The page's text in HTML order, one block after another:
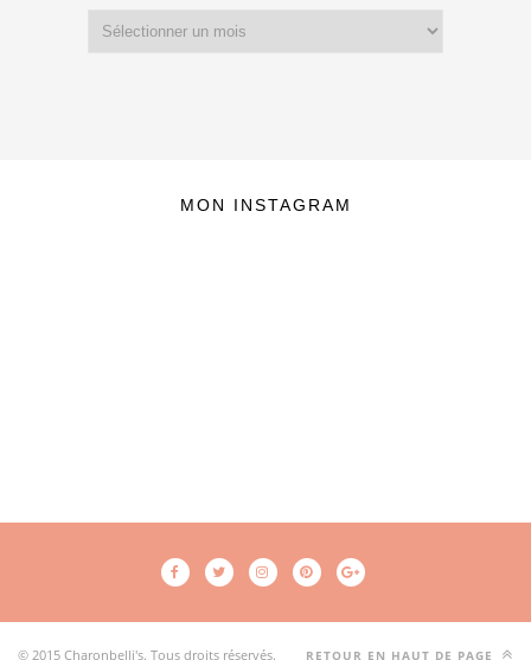
MON INSTAGRAM
© 2015 Charonbelli's. Tous droits réservés. RETOUR EN HAUT DE PAGE